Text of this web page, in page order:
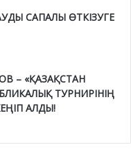
САПАЛЫ ӨТКІЗУГЕ
– «ҚАЗАҚСТАН
ТУРНИРІНІҢ
АЛДЫ!